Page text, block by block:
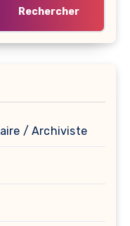
/ Archiviste